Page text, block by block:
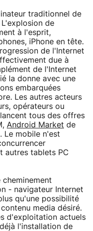
traditionnel de
de
à l'esprit,
iPhone en tête.
de l'Internet
due à
de l'Internet
la donne avec une
embarquées
Les autres acteurs
opérateurs ou
tous des offres
Android Market de
Le mobile n'est
autres tablets PC
cheminement
- navigateur Internet
qu'une possibilité
media désiré.
d'exploitation actuels
l'installation de